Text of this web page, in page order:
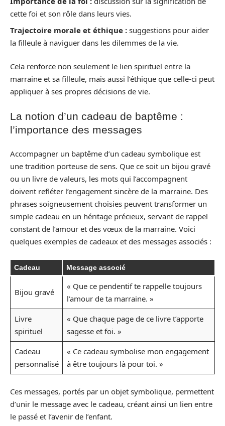
cette foi et son rôle dans leurs vies.
Trajectoire morale et éthique : suggestions pour aider
la filleule à naviguer dans les dilemmes de la vie.
Cela renforce non seulement le lien spirituel entre la
marraine et sa filleule, mais aussi l’éthique que celle-ci peut
appliquer à ses propres décisions de vie.
La notion d’un cadeau de baptême :
l’importance des messages
Accompagner un baptême d’un cadeau symbolique est
une tradition porteuse de sens. Que ce soit un bijou gravé
ou un livre de valeurs, les mots qui l’accompagnent
doivent refléter l’engagement sincère de la marraine. Des
phrases soigneusement choisies peuvent transformer un
simple cadeau en un héritage précieux, servant de rappel
constant de l’amour et des vœux de la marraine. Voici
quelques exemples de cadeaux et des messages associés :
Cadeau Message associé
Bijou gravé
« Que ce pendentif te rappelle toujours
l’amour de ta marraine. »
Livre
spirituel
« Que chaque page de ce livre t’apporte
sagesse et foi. »
Cadeau
personnalisé
« Ce cadeau symbolise mon engagement
à être toujours là pour toi. »
Ces messages, portés par un objet symbolique, permettent
d’unir le message avec le cadeau, créant ainsi un lien entre
le passé et l’avenir de l’enfant.